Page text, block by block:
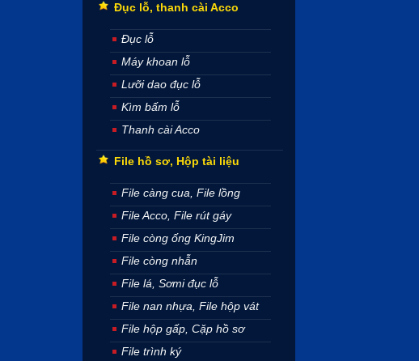
Đục lỗ, thanh cài Acco
Đục lỗ
Máy khoan lỗ
Lưỡi dao đục lỗ
Kìm bấm lỗ
Thanh cài Acco
File hồ sơ, Hộp tài liệu
File càng cua, File lồng
File Acco, File rút gáy
File còng ống KingJim
File còng nhẫn
File lá, Sơmi đục lỗ
File nan nhựa, File hộp vát
File hộp gấp, Cặp hồ sơ
File trình ký